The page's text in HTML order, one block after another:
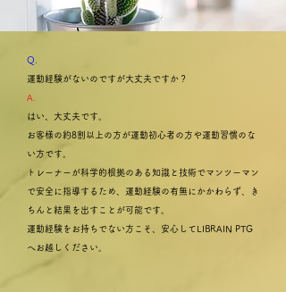
Q.
運動経験がないのですが大丈夫ですか？
A.
はい、大丈夫です。
お客様の約8割以上の方が運動初心者の方や運動習慣のな
い方です。​
トレーナーが科学的根拠のある知識と技術でマンツーマン
で安全に指導するため、運動経験の有無にかかわらず、き
ちんと結果を出すことが可能です。
運動経験をお持ちでない方こそ、安心してLIBRAIN PTG
へお越しください。